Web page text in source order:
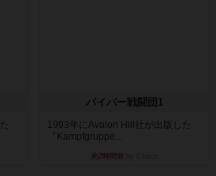
パイパー戦闘団1
1993年にAvalon Hill社が出版した
『Kampfgruppe...
約2時間前